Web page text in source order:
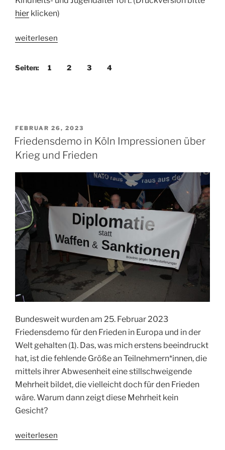
hier klicken)
„Der
weiterlesen
Seiten: 1 2 3 4
VERÖFFENTLICHT
AM
FEBRUAR 26, 2023
Friedensdemo in Köln Impressionen über
Krieg und Frieden
Bundesweit wurden am 25. Februar 2023
Friedensdemo für den Frieden in Europa und in der
Welt gehalten (1). Das, was mich erstens beeindruckt
hat, ist die fehlende Größe an Teilnehmern*innen, die
mittels ihrer Abwesenheit eine stillschweigende
Mehrheit bildet, die vielleicht doch für den Frieden
wäre. Warum dann zeigt diese Mehrheit kein
Gesicht?
„Friedensdemo
weiterlesen